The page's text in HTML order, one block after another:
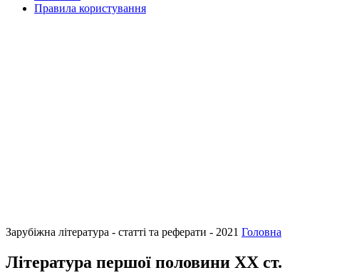
Правила користування
Зарубіжна література - статті та реферати - 2021 Головна
Література першої половини ХХ ст.